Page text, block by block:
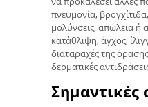
πνευμονία,
μολύνσεις, απώλεια ή
κατάθλιψη, άγχος,
διαταραχές της
δερματικές
Σημαντικές